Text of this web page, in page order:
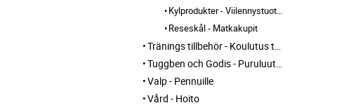
Kylprodukter - Viilennystuotteet
Reseskål - Matkakupit
Tränings tillbehör - Koulutus tarvikkeet
Tuggben och Godis - Puruluut ja Herkut
Valp - Pennuille
Vård - Hoito